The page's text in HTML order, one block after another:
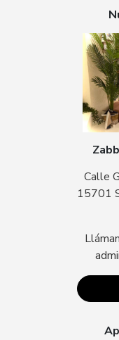
Calle
15701